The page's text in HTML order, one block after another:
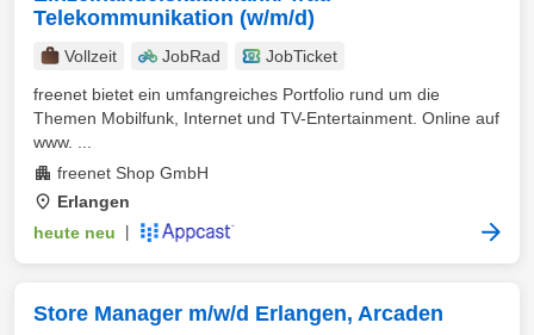
Telekommunikation (w/m/d)
Vollzeit JobRad
JobTicket
freenet bietet ein umfangreiches Portfolio rund um die
Themen Mobilfunk, Internet und TV-Entertainment. Online auf
www. ...
freenet Shop GmbH
Erlangen
heute neu
Store Manager m/w/d Erlangen, Arcaden